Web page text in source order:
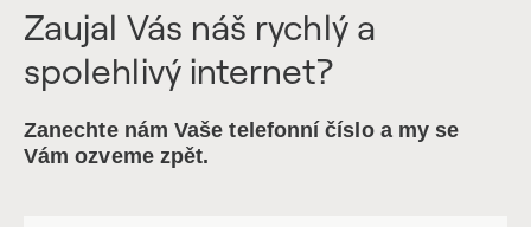
Zaujal Vás náš rychlý a
spolehlivý internet?
Zanechte nám Vaše telefonní číslo a my se
Vám ozveme zpět.